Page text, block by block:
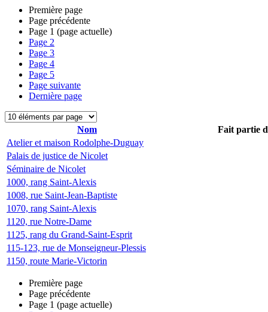
Première page
Page précédente
Page 1 (page actuelle)
Page 2
Page 3
Page 4
Page 5
Page suivante
Dernière page
Nom
Fait partie
Atelier et maison Rodolphe-Duguay
Palais de justice de Nicolet
Séminaire de Nicolet
1000, rang Saint-Alexis
1008, rue Saint-Jean-Baptiste
1070, rang Saint-Alexis
1120, rue Notre-Dame
1125, rang du Grand-Saint-Esprit
115-123, rue de Monseigneur-Plessis
1150, route Marie-Victorin
Première page
Page précédente
Page 1 (page actuelle)